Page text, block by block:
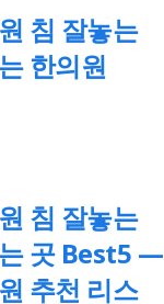
침 잘놓는
한의원
침 잘놓는
곳 Best5 —
추천 리스